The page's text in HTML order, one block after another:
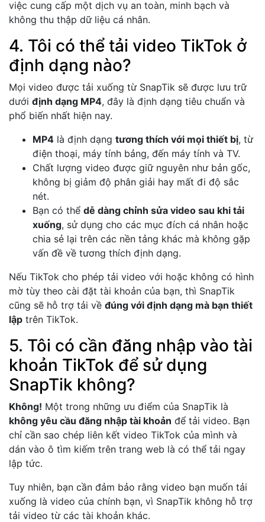
việc cung cấp một dịch vụ an toàn, minh bạch và
không thu thập dữ liệu cá nhân.
4. Tôi có thể tải video TikTok ở
định dạng nào?
Mọi video được tải xuống từ SnapTik sẽ được lưu trữ
dưới định dạng MP4, đây là định dạng tiêu chuẩn và
phổ biến nhất hiện nay.
MP4 là định dạng tương thích với mọi thiết bị, từ
điện thoại, máy tính bảng, đến máy tính và TV.
Chất lượng video được giữ nguyên như bản gốc,
không bị giảm độ phân giải hay mất đi độ sắc
nét.
Bạn có thể dễ dàng chỉnh sửa video sau khi tải
xuống, sử dụng cho các mục đích cá nhân hoặc
chia sẻ lại trên các nền tảng khác mà không gặp
vấn đề về tương thích định dạng.
Nếu TikTok cho phép tải video với hoặc không có hình
mờ tùy theo cài đặt tài khoản của bạn, thì SnapTik
cũng sẽ hỗ trợ tải về đúng với định dạng mà bạn thiết
lập trên TikTok.
5. Tôi có cần đăng nhập vào tài
khoản TikTok để sử dụng
SnapTik không?
Không! Một trong những ưu điểm của SnapTik là
không yêu cầu đăng nhập tài khoản để tải video. Bạn
chỉ cần sao chép liên kết video TikTok của mình và
dán vào ô tìm kiếm trên trang web là có thể tải ngay
lập tức.
Tuy nhiên, bạn cần đảm bảo rằng video bạn muốn tải
xuống là video của chính bạn, vì SnapTik không hỗ trợ
tải video từ các tài khoản khác.